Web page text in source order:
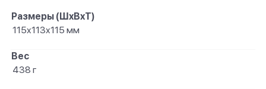
Размеры (ШxВxТ)
115x113x115 мм
Вес
438 г